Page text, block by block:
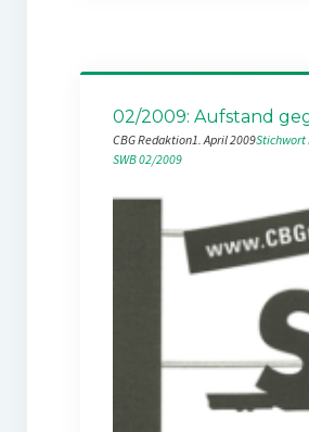
02/2009: Aufstand
CBG Redaktion1. April 2009Stichwort
SWB 02/2009